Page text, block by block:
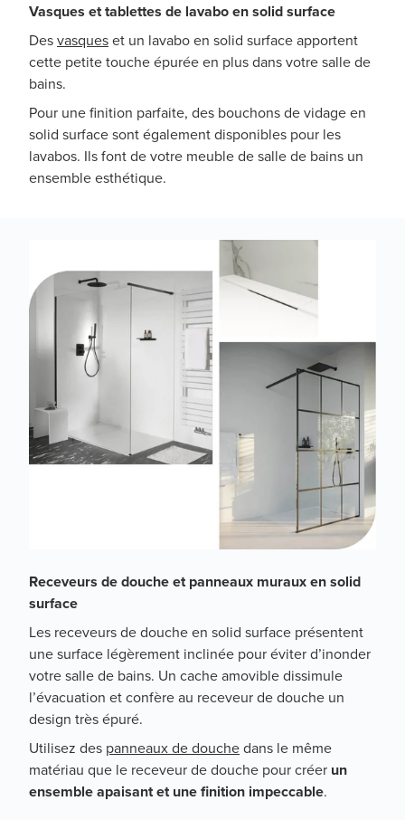
Vasques et tablettes de lavabo en solid surface
Desvasqueset un lavabo en solid surface apportent
cette petite touche épurée en plus dans votre salle de
bains.
Pour une finition parfaite, des bouchons de vidage en
solid surface sont également disponibles pour les
lavabos. Ils font de votre meuble de salle de bains un
ensemble esthétique.
Receveurs de douche et panneaux muraux en solid
surface
Les receveurs de douche en solid surface présentent
une surface légèrement inclinée pour éviter d’inonder
votre salle de bains. Un cache amovible dissimule
l’évacuation et confère au receveur de douche un
design très épuré.
Utilisez des panneaux de douchedans le même
matériau que le receveur de douche pour créer un
ensemble apaisant et une finition impeccable.